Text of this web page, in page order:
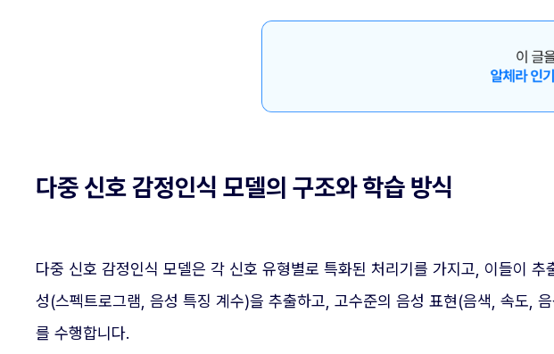
다중 신호 감정인식 모델의 구조와 학습 방식
다중 신호 감정인식 모델은 각 신호 유형별로 특화된 처리기를 가지고, 이들이
성(스펙트로그램, 음성 특징 계수)을 추출하고, 고수준의 음성 표현(음색, 속도,
를 수행합니다.